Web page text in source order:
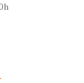
a l'exposició